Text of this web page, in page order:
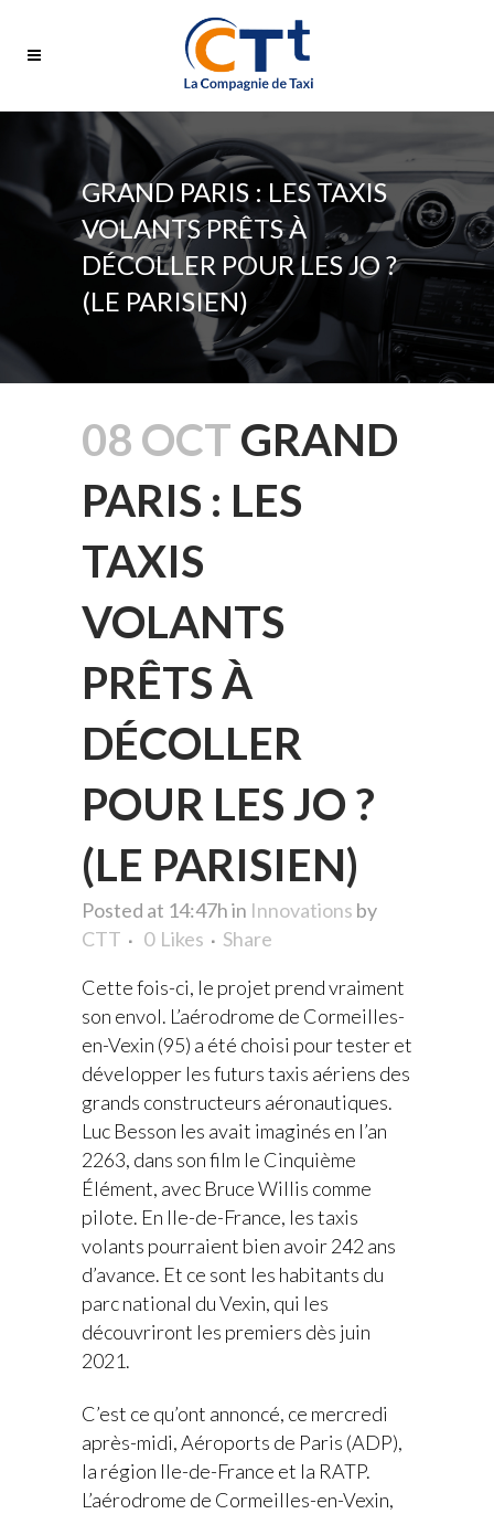
GRAND PARIS : LES TAXIS
VOLANTS PRÊTS À
DÉCOLLER POUR LES JO ?
(LE PARISIEN)
08 OCT GRAND
PARIS : LES
TAXIS
VOLANTS
PRÊTS À
DÉCOLLER
POUR LES JO ?
(LE PARISIEN)
Posted at 14:47hin Innovations by
CTT
0 Likes
Share
Cette fois-ci, le projet prend vraiment
son envol. L’aérodrome de Cormeilles-
en-Vexin (95) a été choisi pour tester et
développer les futurs taxis aériens des
grands constructeurs aéronautiques.
Luc Besson les avait imaginés en l’an
2263, dans son film le Cinquième
Élément, avec Bruce Willis comme
pilote. En Ile-de-France, les taxis
volants pourraient bien avoir 242 ans
d’avance. Et ce sont les habitants du
parc national du Vexin, qui les
découvriront les premiers dès juin
2021.
C’est ce qu’ont annoncé, ce mercredi
après-midi, Aéroports de Paris (ADP),
la région Ile-de-France et la RATP.
L’aérodrome de Cormeilles-en-Vexin,